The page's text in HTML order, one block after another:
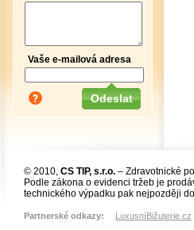
Vaše e-mailová adresa
© 2010, CS TIP, s.r.o. – Zdravotnické
Podle zákona o evidenci tržeb je
technického výpadku pak nejpozději
Partnerské odkazy: LuxusníBižuterie.cz